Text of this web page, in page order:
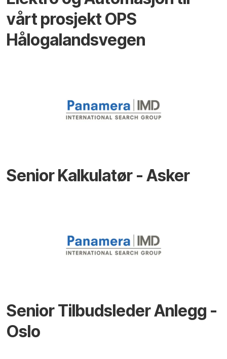
vårt prosjekt OPS
Hålogalandsvegen
Senior Kalkulatør - Asker
Senior Tilbudsleder Anlegg -
Oslo